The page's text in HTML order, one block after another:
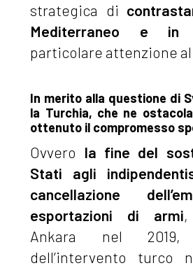
strategica di
Mediterraneo e in
particolare attenzione al
In merito alla questione di
la Turchia, che ne
ottenuto il compromesso
Ovvero la fine del
Stati agli
cancellazione
esportazioni di armi
Ankara nel
dell’intervento turco